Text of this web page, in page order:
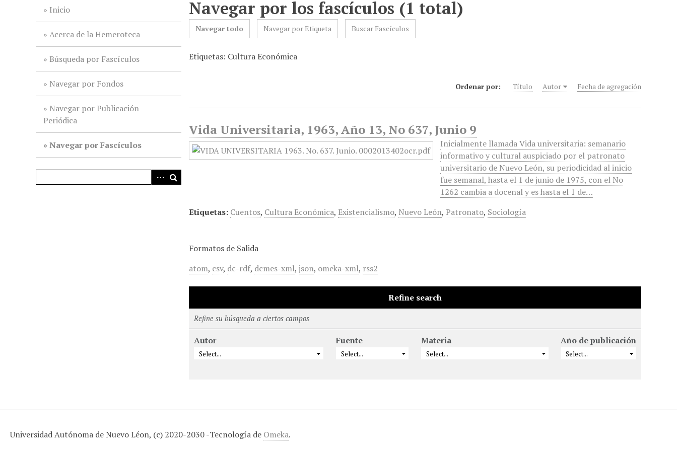
Inicio
Acerca de la Hemeroteca
Búsqueda por Fascículos
Navegar por Fondos
Navegar por Publicación
Periódica
Navegar por Fascículos
Navegar por los fascículos (1 total)
Navegar todo Navegar por Etiqueta Buscar Fascículos
Etiquetas: Cultura Económica
Ordenar por: Título Autor Fecha de agregación
Vida Universitaria, 1963, Año 13, No 637, Junio 9
Inicialmente llamada Vida universitaria: semanario
informativo y cultural auspiciado por el patronato
universitario de Nuevo León, su periodicidad al inicio
fue semanal, hasta el 1 de junio de 1975, con el No
1262 cambia a docenal y es hasta el 1 de…
Etiquetas: Cuentos, Cultura Económica, Existencialismo, Nuevo León, Patronato, Sociología
Formatos de Salida
atom, csv, dc-rdf, dcmes-xml,json, omeka-xml, rss2
Refine search
Refine su búsqueda a ciertos campos
Autor Fuente Materia Año de publicación
Universidad Autónoma de Nuevo Léon, (c) 2020-2030 -Tecnología de Omeka.